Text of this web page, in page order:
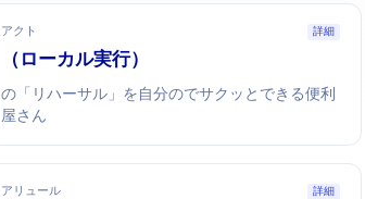
アクト 詳細
act（GitHub Actions ローカル実行）
CIの「リハーサル」を自分のPCでサクッとできる便利
屋さん
アリュール 詳細